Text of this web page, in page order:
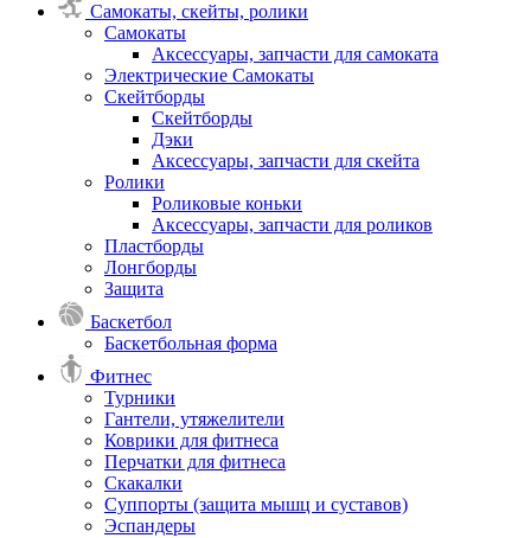
Самокаты, скейты, ролики
Самокаты
Аксессуары, запчасти для самоката
Электрические Самокаты
Скейтборды
Скейтборды
Дэки
Аксессуары, запчасти для скейта
Ролики
Роликовые коньки
Аксессуары, запчасти для роликов
Пластборды
Лонгборды
Защита
Баскетбол
Баскетбольная форма
Фитнес
Турники
Гантели, утяжелители
Коврики для фитнеса
Перчатки для фитнеса
Скакалки
Суппорты (защита мышц и суставов)
Эспандеры